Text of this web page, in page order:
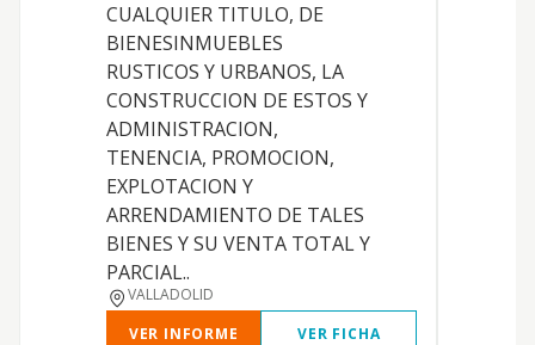
CUALQUIER TITULO, DE
BIENESINMUEBLES
RUSTICOS Y URBANOS, LA
CONSTRUCCION DE ESTOS Y
ADMINISTRACION,
TENENCIA, PROMOCION,
EXPLOTACION Y
ARRENDAMIENTO DE TALES
BIENES Y SU VENTA TOTAL Y
PARCIAL..
VALLADOLID
VER INFORME
VER FICHA